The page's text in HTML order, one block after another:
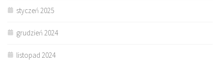
styczeń 2025
grudzień 2024
listopad 2024